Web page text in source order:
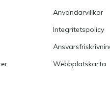
Användarvillkor
Integritetspolicy
Webbplatskarta